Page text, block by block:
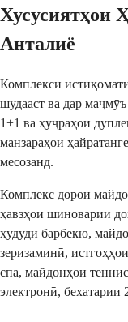
Хусусиятҳои
Анталиё
Комплекси
шудааст ва дар
1+1 ва ҳуҷраҳои
манзараҳои
месозанд.
Комплекс дорои
ҳавзҳои шиноварии
ҳудуди барбекю,
зеризаминӣ,
спа, майдонҳои
электронӣ, бехатарии